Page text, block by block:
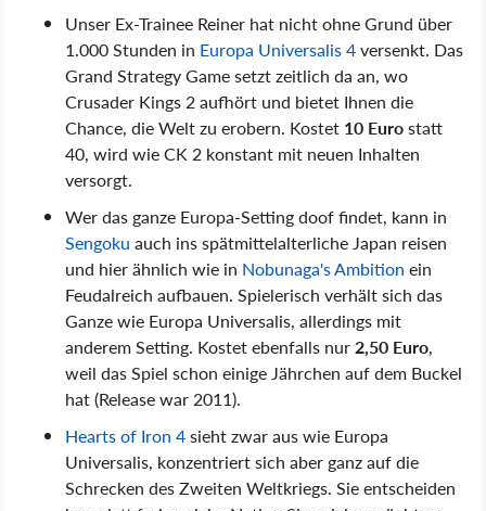
Unser Ex-Trainee Reiner hat nicht ohne Grund über
1.000 Stunden in Europa Universalis 4versenkt. Das
Grand Strategy Game setzt zeitlich da an, wo
Crusader Kings 2 aufhört und bietet Ihnen die
Chance, die Welt zu erobern. Kostet 10 Eurostatt
40, wird wie CK 2 konstant mit neuen Inhalten
versorgt.
Wer das ganze Europa-Setting doof findet, kann in
Sengoku auch ins spätmittelalterliche Japan reisen
und hier ähnlich wie in Nobunaga's Ambition ein
Feudalreich aufbauen. Spielerisch verhält sich das
Ganze wie Europa Universalis, allerdings mit
anderem Setting. Kostet ebenfalls nur 2,50 Euro,
weil das Spiel schon einige Jährchen auf dem Buckel
hat (Release war 2011).
Hearts of Iron 4sieht zwar aus wie Europa
Universalis, konzentriert sich aber ganz auf die
Schrecken des Zweiten Weltkriegs. Sie entscheiden